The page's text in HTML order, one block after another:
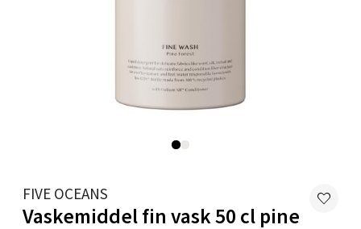
FIVE OCEANS
Vaskemiddel fin vask 50 cl pine
Stavanger og Sandnes - Kilden
Gartnerveien 16, 4016 Stavanger
Åpent i dag 10-20